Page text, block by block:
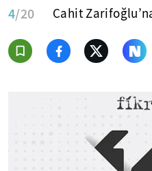
4/20 Cahit